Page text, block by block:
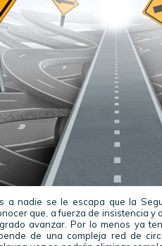
a nadie se le escapa que la
que, a fuerza de insistencia
avanzar. Por lo menos ya
de una compleja red de